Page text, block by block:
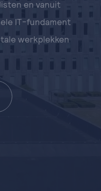
en vanuit
IT-fundament
werkplekken